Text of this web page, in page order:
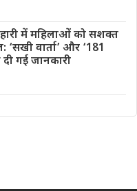
में महिलाओं को सशक्त
वार्ता’ और ‘181
गई जानकारी